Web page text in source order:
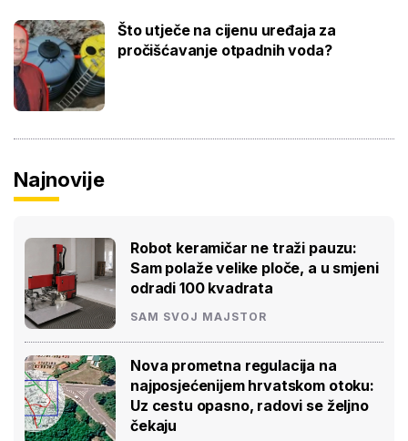
Što utječe na cijenu uređaja za
pročišćavanje otpadnih voda?
Najnovije
Robot keramičar ne traži pauzu:
Sam polaže velike ploče, a u smjeni
odradi 100 kvadrata
SAM SVOJ MAJSTOR
Nova prometna regulacija na
najposjećenijem hrvatskom otoku:
Uz cestu opasno, radovi se željno
čekaju